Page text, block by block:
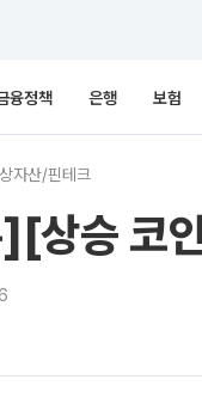
융정책 은행 보험
자산/핀테크
상승 코